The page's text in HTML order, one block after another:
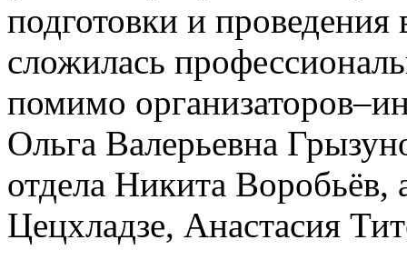
подготовки и
сложилась
помимо
Ольга Валерьевна
отдела Никита Воробьёв,
Цецхладзе, Анастасия